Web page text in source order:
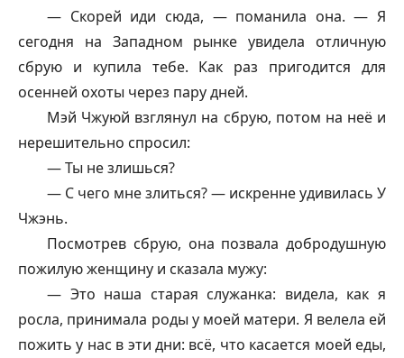
— Скорей иди сюда, — поманила она. — Я
сегодня на Западном рынке увидела отличную
сбрую и купила тебе. Как раз пригодится для
осенней охоты через пару дней.
Мэй Чжуюй взглянул на сбрую, потом на неё и
нерешительно спросил:
— Ты не злишься?
— С чего мне злиться? — искренне удивилась У
Чжэнь.
Посмотрев сбрую, она позвала добродушную
пожилую женщину и сказала мужу:
— Это наша старая служанка: видела, как я
росла, принимала роды у моей матери. Я велела ей
пожить у нас в эти дни: всё, что касается моей еды,